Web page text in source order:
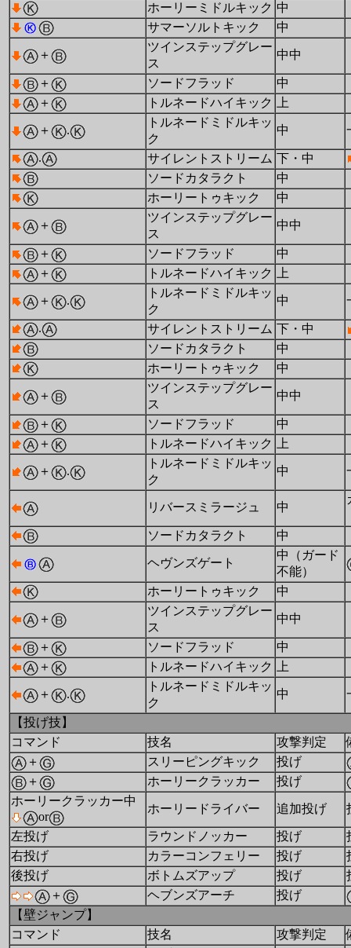
ホーリーミドルキック 中
サマーソルトキック
中
＋
ツインステップグレー
ス
中中
＋ ソードフラッド
中
＋
トルネードハイキック 上
＋ .
トルネードミドルキッ
ク
中
. サイレントストリーム 下・中
ソードカタラクト
中
ホーリートゥキック
中
＋
ツインステップグレー
ス
中中
＋ ソードフラッド
中
＋
トルネードハイキック 上
＋ .
トルネードミドルキッ
ク
中
. サイレントストリーム 下・中
ソードカタラクト
中
ホーリートゥキック
中
＋
ツインステップグレー
ス
中中
＋ ソードフラッド
中
＋
トルネードハイキック 上
＋ .
トルネードミドルキッ
ク
中
リバースミラージュ 中
ソードカタラクト
中
ヘヴンズゲート
中（ガード
不能）
ホーリートゥキック
中
＋
ツインステップグレー
ス
中中
＋ ソードフラッド
中
＋
トルネードハイキック 上
＋ .
トルネードミドルキッ
ク
中
【投げ技】
コマンド
技名 攻撃判定
＋
スリーピングキック
投げ
＋
ホーリークラッカー
投げ
ホーリークラッカー中
or
ホーリードライバー 追加投げ
左投げ ラウンドノッカー 投げ
右投げ
カラーコンフェリー 投げ
後投げ
ボトムズアップ 投げ
＋
ヘブンズアーチ
投げ
【壁ジャンプ】
コマンド
技名 攻撃判定